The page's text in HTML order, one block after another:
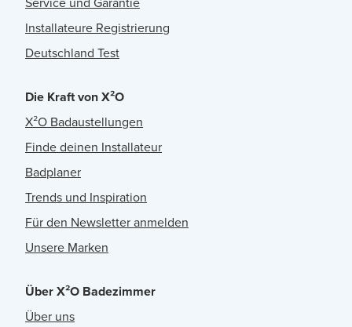
Installateure Registrierung
Deutschland Test
Die Kraft von X²O
X²O Badaustellungen
Finde deinen Installateur
Badplaner
Trends und Inspiration
Für den Newsletter anmelden
Unsere Marken
Über X²O Badezimmer
Über uns